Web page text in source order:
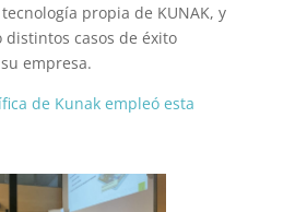
propia de KUNAK, y
casos de éxito
empresa.
de Kunak empleó esta